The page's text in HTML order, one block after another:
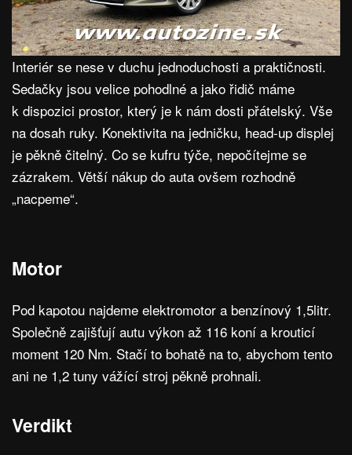
Interiér se nese v duchu jednoduchosti a praktičnosti.
Sedačky jsou velice pohodlné a jako řidič máme
k dispozici prostor, který je k nám dosti přátelský. Vše
na dosah ruky. Konektivita na jedničku, head-up displej
je pěkně čitelný. Co se kufru týče, nepočítejme se
zázrakem. Větší nákup do auta ovšem rozhodně
„nacpeme“.
Motor
Pod kapotou najdeme elektromotor a benzínový 1,5litr.
Společně zajišťují autu výkon až 116 koní a krouticí
moment 120 Nm. Stačí to bohatě na to, abychom tento
ani ne 1,2 tuny vážící stroj pěkně prohnali.
Verdikt